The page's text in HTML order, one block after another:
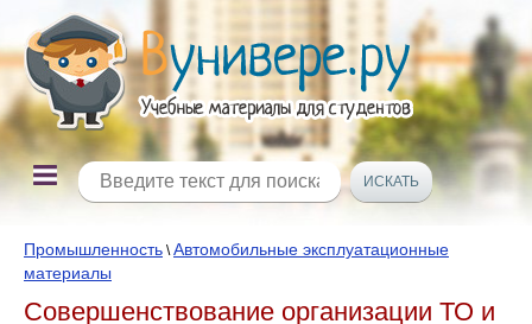
Промышленность \Автомобильные эксплуатационные
материалы
Совершенствование организации ТО и